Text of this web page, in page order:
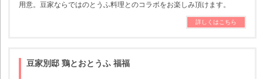
用意。豆家ならではのとうふ料理とのコラボをお楽しみ頂けます。
詳しくはこちら
豆家別邸 鶏とおとうふ 福福